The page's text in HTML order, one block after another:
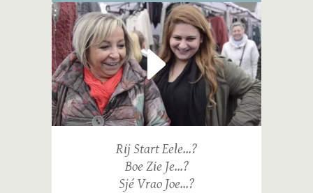
Rij Start Eele...?
Boe Zie Je...?
Sjé Vrao Joe...?